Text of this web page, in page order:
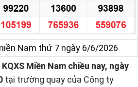
Nam thứ 7 ngày 6/6/2026
Miền Nam chiều nay, ngày
tại trường quay của Công ty